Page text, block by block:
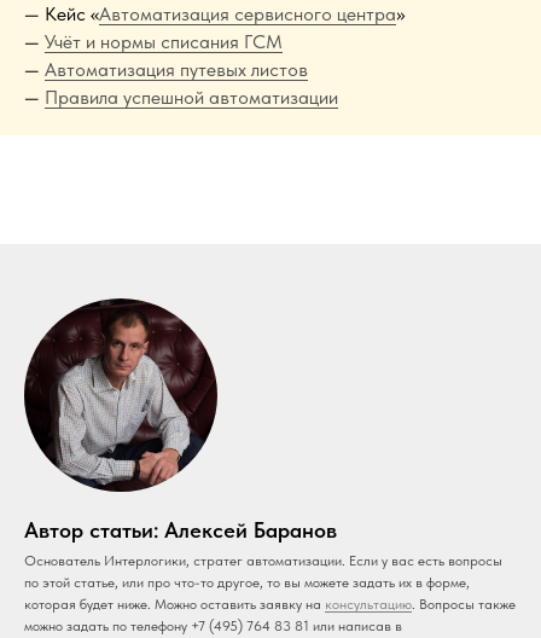
— Кейс «Автоматизация сервисного центра»
— Учёт и нормы списания ГСМ
— Автоматизация путевых листов
— Правила успешной автоматизации
Автор статьи: Алексей Баранов
Основатель Интерлогики, стратег автоматизации. Если у вас есть вопросы
по этой статье, или про что-то другое, то вы можете задать их в форме,
которая будет ниже. Можно оставить заявку на консультацию. Вопросы также
можно задать по телефону +7 (495) 764 83 81 или написав в